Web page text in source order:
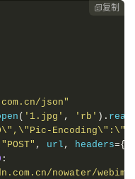
复制
json"
( '1.jpg' , 'rb' ). read
"POST" , url , headers
:
nowater/